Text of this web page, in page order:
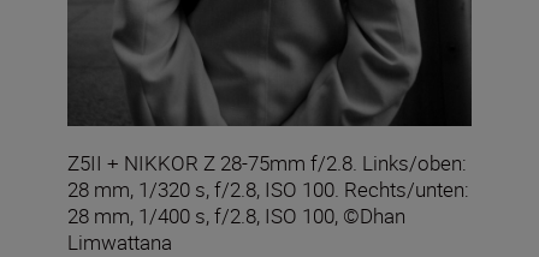
Z5II + NIKKOR Z 28-75mm f/2.8. Links/oben:
28 mm, 1/320 s, f/2.8, ISO 100. Rechts/unten:
28 mm, 1/400 s, f/2.8, ISO 100, ©Dhan
Limwattana